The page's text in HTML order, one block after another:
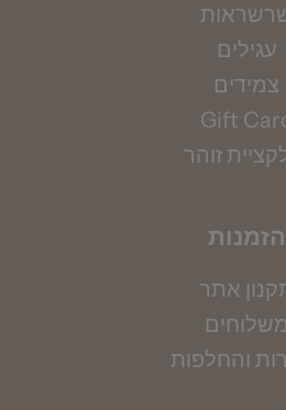
גם בסרט מדידה.
עגילים
צמידים
Gift
זוהר
הזמנות
אתר
משלוחים
והחלפות